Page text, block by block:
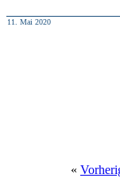
11. Mai 2020
«